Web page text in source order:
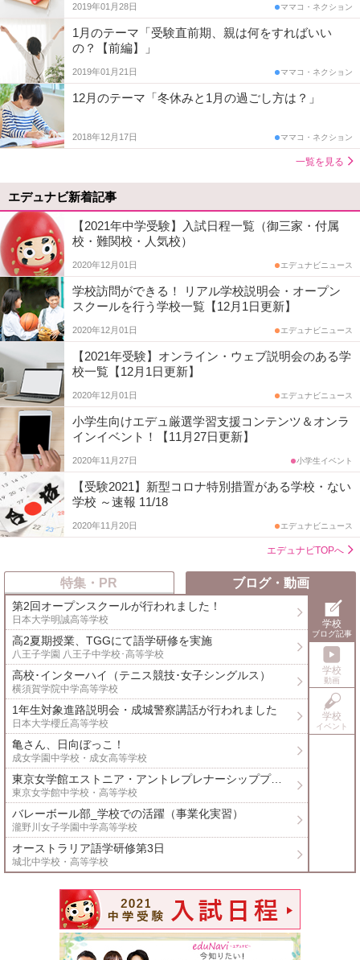
2019年01月28日 ママコ・ネクション
1月のテーマ「受験直前期、親は何をすればいい
の？【前編】」
2019年01月21日 ママコ・ネクション
12月のテーマ「冬休みと1月の過ごし方は？」
2018年12月17日 ママコ・ネクション
一覧を見る
エデュナビ新着記事
【2021年中学受験】入試日程一覧（御三家・付属
校・難関校・人気校）
2020年12月01日 エデュナビニュース
学校訪問ができる！ リアル学校説明会・オープン
スクールを行う学校一覧【12月1日更新】
2020年12月01日 エデュナビニュース
【2021年受験】オンライン・ウェブ説明会のある学
校一覧【12月1日更新】
2020年12月01日 エデュナビニュース
小学生向けエデュ厳選学習支援コンテンツ＆オンラ
インイベント！【11月27日更新】
2020年11月27日 小学生イベント
【受験2021】新型コロナ特別措置がある学校・ない
学校 ～速報 11/18
2020年11月20日 エデュナビニュース
エデュナビTOPへ
特集・PR ブログ・動画
学校
ブログ記事
学校
動画
学校
イベント
第2回オープンスクールが行われました！
日本大学明誠高等学校
高2夏期授業、TGGにて語学研修を実施
八王子学園 八王子中学校･高等学校
高校･インターハイ（テニス競技･女子シングルス）
横須賀学院中学高等学校
1年生対象進路説明会・成城警察講話が行われました
日本大学櫻丘高等学校
亀さん、日向ぼっこ！
成女学園中学校・成女高等学校
東京女学館エストニア・アントレプレナーシッププログラム４日目
東京女学館中学校・高等学校
バレーボール部_学校での活躍（事業化実習）
瀧野川女子学園中学高等学校
オーストラリア語学研修第3日
城北中学校・高等学校